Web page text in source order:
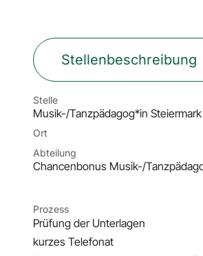
Stellenbeschreibung
Stelle
Musik-/Tanzpädagog*in Steiermark
Ort
Abteilung
Chancenbonus Musik-/
Prozess
Prüfung der Unterlagen
kurzes Telefonat